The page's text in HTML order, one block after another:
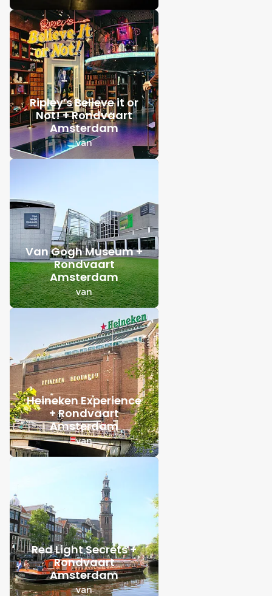
Ripley’s Believe it or
Not! + Rondvaart
Amsterdam
van
Van Gogh Museum +
Rondvaart
Amsterdam
van
Heineken Experience
+ Rondvaart
Amsterdam
van
Red Light Secrets +
Rondvaart
Amsterdam
van